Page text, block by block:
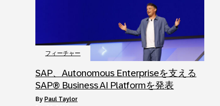
フィーチャー
SAP、Autonomous Enterpriseを支える
SAP® Business AI Platformを発表
by Paul Taylor